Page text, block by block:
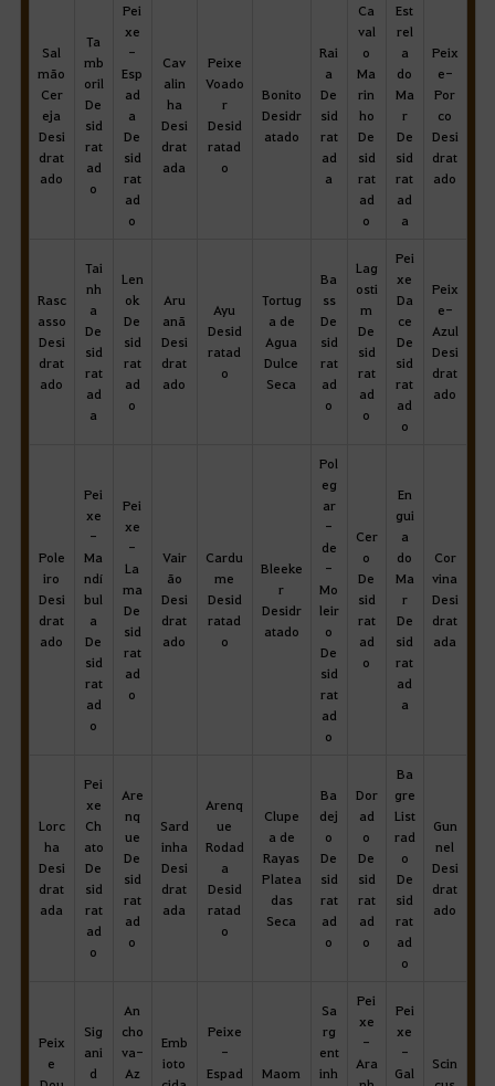
Sal
mão
Cer
eja
Desi
drat
ado
Ta
mb
oril
De
sid
rat
ad
o
Pei
xe
-
Esp
ad
a
De
sid
rat
ad
o
Cav
alin
ha
Desi
drat
ada
Peixe
Voado
r
Desid
ratad
o
Bonito
Desidr
atado
Rai
a
De
sid
rat
ad
a
Ca
val
o
Ma
rin
ho
De
sid
rat
ad
o
Est
rel
a
do
Ma
r
De
sid
rat
ad
a
Peix
e-
Por
co
Desi
drat
ado
Rasc
asso
Desi
drat
ado
Tai
nh
a
De
sid
rat
ad
a
Len
ok
De
sid
rat
ad
o
Aru
anã
Desi
drat
ado
Ayu
Desid
ratad
o
Tortug
a de
Agua
Dulce
Seca
Ba
ss
De
sid
rat
ad
o
Lag
osti
m
De
sid
rat
ad
o
Pei
xe
Da
ce
De
sid
rat
ad
o
Peix
e-
Azul
Desi
drat
ado
Pole
iro
Desi
drat
ado
Pei
xe
-
Ma
ndí
bul
a
De
sid
rat
ad
o
Pei
xe
-
La
ma
De
sid
rat
ad
o
Vair
ão
Desi
drat
ado
Cardu
me
Desid
ratad
o
Bleeke
r
Desidr
atado
Pol
eg
ar
-
de
-
Mo
leir
o
De
sid
rat
ad
o
Cer
o
De
sid
rat
ad
o
En
gui
a
do
Ma
r
De
sid
rat
ad
a
Cor
vina
Desi
drat
ada
Lorc
ha
Desi
drat
ada
Pei
xe
Ch
ato
De
sid
rat
ad
o
Are
nq
ue
De
sid
rat
ad
o
Sard
inha
Desi
drat
ada
Arenq
ue
Rodad
a
Desid
ratad
o
Clupe
a de
Rayas
Platea
das
Seca
Ba
dej
o
De
sid
rat
ad
o
Dor
ad
o
De
sid
rat
ad
o
Ba
gre
List
rad
o
De
sid
rat
ad
o
Gun
nel
Desi
drat
ado
Peix
e
Sig
ani
d
An
cho
va-
Az
Emb
ioto
Peixe
-
Espad
Maom
Sa
rg
ent
inh
Pei
xe
-
Ara
Pei
xe
-
Gal
Scin